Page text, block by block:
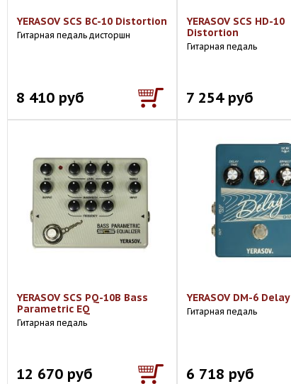
YERASOV SCS BC-10 Distortion
Гитарная педаль дисторшн
8 410 руб
YERASOV SCS HD-10
Distortion
Гитарная педаль
7 254 руб
YERASOV SCS PQ-10B Bass
Parametric EQ
Гитарная педаль
12 670 руб
YERASOV DM-6 Delay
Гитарная педаль
6 718 руб